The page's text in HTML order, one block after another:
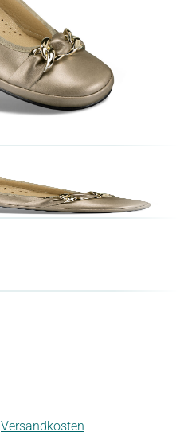
Versandkosten